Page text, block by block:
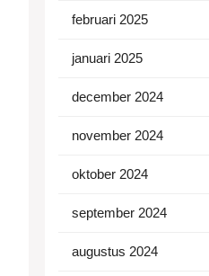
februari 2025
januari 2025
december 2024
november 2024
oktober 2024
september 2024
augustus 2024